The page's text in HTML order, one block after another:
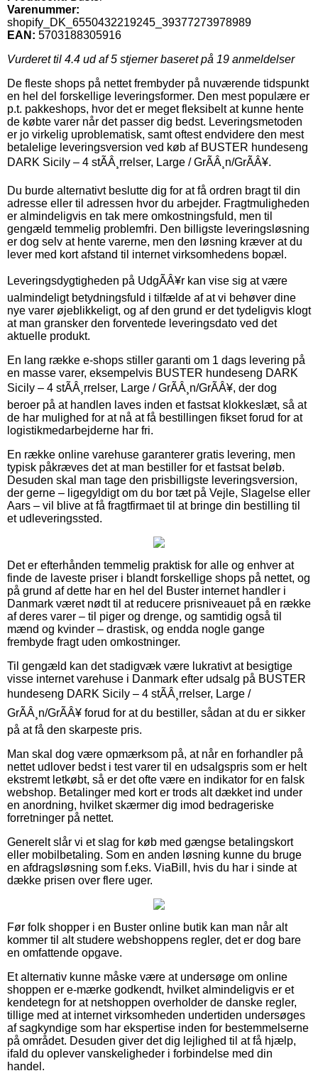
Varenummer:
shopify_DK_6550432219245_39377273978989
EAN: 5703188305916
Vurderet til 4.4 ud af 5 stjerner baseret på 19 anmeldelser
De fleste shops på nettet frembyder på nuværende tidspunkt
en hel del forskellige leveringsformer. Den mest populære er
p.t. pakkeshops, hvor det er meget fleksibelt at kunne hente
de købte varer når det passer dig bedst. Leveringsmetoden
er jo virkelig uproblematisk, samt oftest endvidere den mest
betalelige leveringsversion ved køb af BUSTER hundeseng
DARK Sicily – 4 stÃÂ¸rrelser, Large / GrÃÂ¸n/GrÃÂ¥.
Du burde alternativt beslutte dig for at få ordren bragt til din
adresse eller til adressen hvor du arbejder. Fragtmuligheden
er almindeligvis en tak mere omkostningsfuld, men til
gengæld temmelig problemfri. Den billigste leveringsløsning
er dog selv at hente varerne, men den løsning kræver at du
lever med kort afstand til internet virksomhedens bopæl.
Leveringsdygtigheden på UdgÃÂ¥r kan vise sig at være
ualmindeligt betydningsfuld i tilfælde af at vi behøver dine
nye varer øjeblikkeligt, og af den grund er det tydeligvis klogt
at man gransker den forventede leveringsdato ved det
aktuelle produkt.
En lang række e-shops stiller garanti om 1 dags levering på
en masse varer, eksempelvis BUSTER hundeseng DARK
Sicily – 4 stÃÂ¸rrelser, Large / GrÃÂ¸n/GrÃÂ¥, der dog
beroer på at handlen laves inden et fastsat klokkeslæt, så at
de har mulighed for at nå at få bestillingen fikset forud for at
logistikmedarbejderne har fri.
En række online varehuse garanterer gratis levering, men
typisk påkræves det at man bestiller for et fastsat beløb.
Desuden skal man tage den prisbilligste leveringsversion,
der gerne – ligegyldigt om du bor tæt på Vejle, Slagelse eller
Aars – vil blive at få fragtfirmaet til at bringe din bestilling til
et udleveringssted.
Det er efterhånden temmelig praktisk for alle og enhver at
finde de laveste priser i blandt forskellige shops på nettet, og
på grund af dette har en hel del Buster internet handler i
Danmark været nødt til at reducere prisniveauet på en række
af deres varer – til piger og drenge, og samtidig også til
mænd og kvinder – drastisk, og endda nogle gange
frembyde fragt uden omkostninger.
Til gengæld kan det stadigvæk være lukrativt at besigtige
visse internet varehuse i Danmark efter udsalg på BUSTER
hundeseng DARK Sicily – 4 stÃÂ¸rrelser, Large /
GrÃÂ¸n/GrÃÂ¥ forud for at du bestiller, sådan at du er sikker
på at få den skarpeste pris.
Man skal dog være opmærksom på, at når en forhandler på
nettet udlover bedst i test varer til en udsalgspris som er helt
ekstremt letkøbt, så er det ofte være en indikator for en falsk
webshop. Betalinger med kort er trods alt dækket ind under
en anordning, hvilket skærmer dig imod bedrageriske
forretninger på nettet.
Generelt slår vi et slag for køb med gængse betalingskort
eller mobilbetaling. Som en anden løsning kunne du bruge
en afdragsløsning som f.eks. ViaBill, hvis du har i sinde at
dække prisen over flere uger.
Før folk shopper i en Buster online butik kan man når alt
kommer til alt studere webshoppens regler, det er dog bare
en omfattende opgave.
Et alternativ kunne måske være at undersøge om online
shoppen er e-mærke godkendt, hvilket almindeligvis er et
kendetegn for at netshoppen overholder de danske regler,
tillige med at internet virksomheden undertiden undersøges
af sagkyndige som har ekspertise inden for bestemmelserne
på området. Desuden giver det dig lejlighed til at få hjælp,
ifald du oplever vanskeligheder i forbindelse med din
handel.